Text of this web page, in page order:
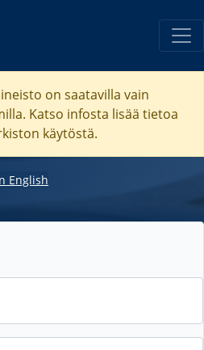
on saatavilla vain
Katso infosta lisää tietoa
käytöstä.
English